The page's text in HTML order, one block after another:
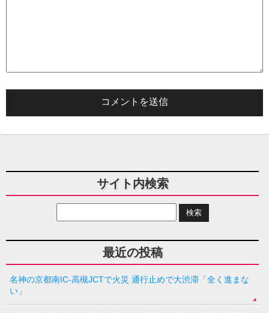
サイト内検索
最近の投稿
名神の京都南IC-高槻JCTで火災 通行止めで大渋滞「全く進まな
い」